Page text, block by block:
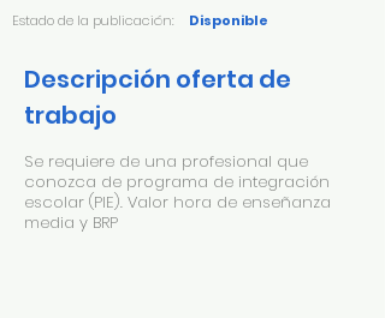
Estado de la publicación: Disponible
Descripción oferta de
trabajo
Se requiere de una profesional que
conozca de programa de integración
escolar (PIE). Valor hora de enseñanza
media y BRP